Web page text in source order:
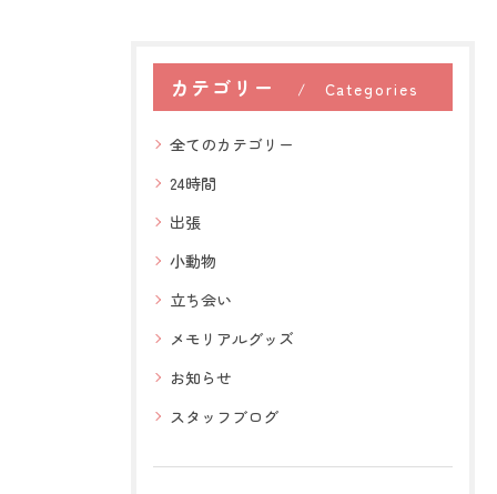
カテゴリー Categories
全てのカテゴリー
24時間
出張
小動物
立ち会い
メモリアルグッズ
お知らせ
スタッフブログ